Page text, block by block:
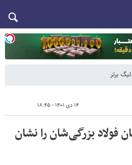
لیگ برتر
۱۴ دی ۱۴۰۱ - ۱۸:۴۵
فولاد بزرگی‌شان را نشان